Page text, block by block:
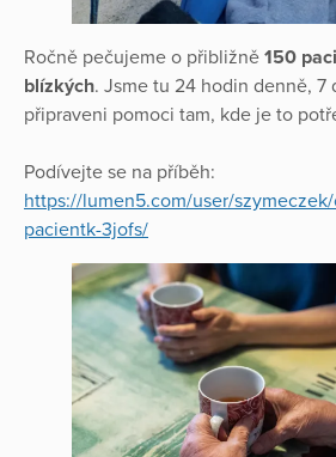
Ročně pečujeme o přibližně 150
blízkých. Jsme tu 24 hodin denně, 7
připraveni pomoci tam, kde je to
Podívejte se na příběh:
https://lumen5.com/user/
pacientk-3jofs/